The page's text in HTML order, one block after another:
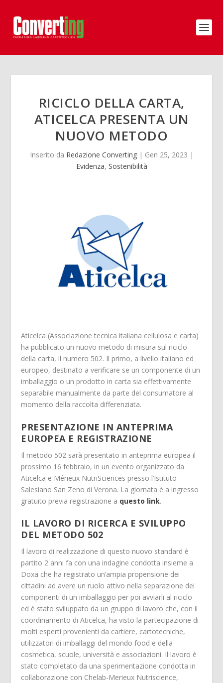
RICICLO DELLA CARTA,
ATICELCA PRESENTA UN
NUOVO METODO
Inserito da Redazione Converting| Gen 25, 2023 |
Evidenza, Sostenibilità
Aticelca (Associazione tecnica italiana cellulosa e carta)
ha pubblicato un nuovo metodo di misura sul riciclo
della carta, il numero 502. Il primo, a livello italiano ed
europeo, destinato a verificare se un componente di un
imballaggio o un prodotto in carta sia effettivamente
separabile manualmente da parte del consumatore al
momento della raccolta differenziata.
PRESENTAZIONE IN ANTEPRIMA
EUROPEA E REGISTRAZIONE
Il metodo 502 sarà presentato in anteprima europea il
prossimo 16 febbraio, in un evento organizzato da
Aticelca e Mérieux NutriSciences presso l’Istituto
Salesiano San Zeno di Verona. La giornata è a ingresso
gratuito previa registrazione a questo link.
IL LAVORO DI RICERCA E SVILUPPO
DEL METODO 502
Il lavoro di realizzazione di questo nuovo standard è
partito 2 anni fa con una indagine condotta insieme a
Doxa che ha registrato un’ampia propensione dei
cittadini ad avere un ruolo attivo nella separazione dei
componenti di un imballaggio per poi avviarli al riciclo
ed è stato sviluppato da un gruppo di lavoro che, con il
coordinamento di Aticelca, ha visto la partecipazione di
molti esperti provenienti da cartiere, cartotecniche,
utilizzatori di imballaggi del mondo food e della
cosmetica, scuole, università e associazioni. Il lavoro è
stato completato da una sperimentazione condotta in
collaborazione con Chelab-Merieux Nutriscience,